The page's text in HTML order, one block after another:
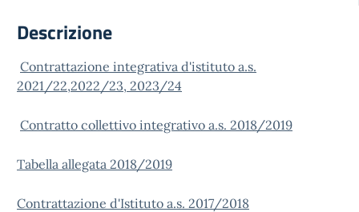
Descrizione
Contrattazione integrativa d'istituto a.s.
2021/22,2022/23, 2023/24
Contratto collettivo integrativo a.s. 2018/2019
Tabella allegata 2018/2019
Contrattazione d'Istituto a.s. 2017/2018